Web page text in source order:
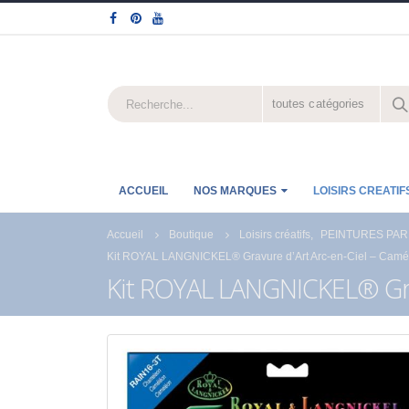
toutes catégories
ACCUEIL NOS MARQUES LOISIRS
Accueil Boutique Loisirs créatifs PEINTURES
Kit ROYAL LANGNICKEL® Gravure d’Art Arc-en-Ciel –
Kit ROYAL LANGNICKEL®